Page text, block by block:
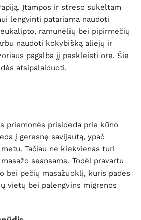
Įtampos ir streso sukeltam
lengvinti patariama naudoti
ramunėlių bei pipirmėčių
naudoti kokybišką aliejų ir
pagalba jį paskleisti ore. Šie
atsipalaiduoti.
priemonės prisideda prie kūno
į geresnę savijautą, ypač
Tačiau ne kiekvienas turi
seansams. Todėl pravartu
bei pečių masažuoklį, kuris padės
vietų bei palengvins migrenos